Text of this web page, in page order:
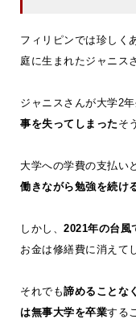
フィリピンでは珍しく
庭に生まれたジャニス
ジャニスさんが大学2
事を失ってしまった そ
大学への学費の支払い
働きながら勉強を続け
しかし、2021年の台風
お金は修繕費に消えて
それでも諦めることな
は無事大学を卒業する